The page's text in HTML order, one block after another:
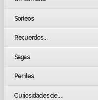
Sorteos
Recuerdos...
Sagas
Perfiles
Curiosidades de...